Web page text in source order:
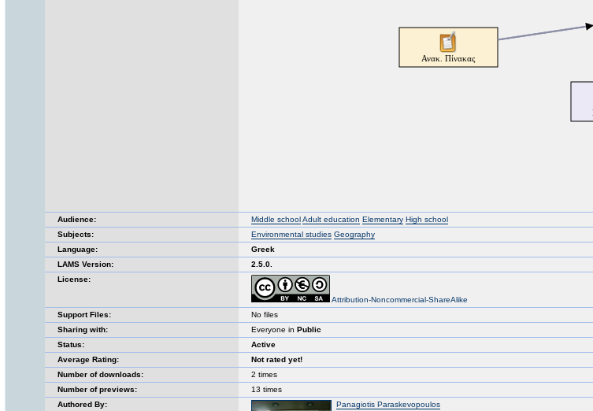
Audience: Middle schoolAdult education Elementary High school
Subjects:
Environmental studies Geography
Language:
Greek
LAMS Version:
2.5.0.
License:
Attribution-Noncommercial-ShareAlike
Support Files:
No files
Sharing with:
Everyone in Public
Status:
Active
Average Rating:
Not rated yet!
Number of downloads:
2 times
Number of previews:
13 times
Authored By:
Panagiotis Paraskevopoulos